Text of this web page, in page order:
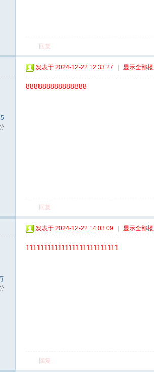
回复
发表于 2024-12-22 12:33:27 显示全部
888888888888888
回复
发表于 2024-12-22 14:03:09 显示全部
11111111111111111111111111
回复